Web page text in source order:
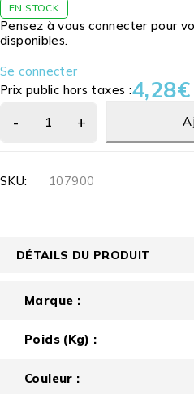
EN STOCK
Pensez à vous connecter pour
disponibles.
Se connecter
Prix public hors taxes :4,28€
SKU: 107900
DÉTAILS DU PRODUIT
Marque :
Poids (Kg) :
Couleur :